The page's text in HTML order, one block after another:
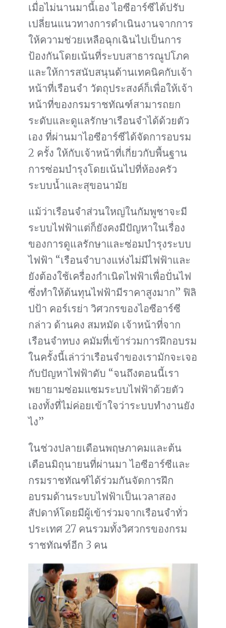
เมื่อไม่นานมานี้เอง ไอซีอาร์ซีได้ปรับ
เปลี่ยนแนวทางการดำเนินงานจากการ
ให้ความช่วยเหลือฉุกเฉินไปเป็นการ
ป้องกันโดยเน้นที่ระบบสาธารณูปโภค
และให้การสนับสนุนด้านเทคนิคกับเจ้า
หน้าที่เรือนจำ วัตถุประสงค์ก็เพื่อให้เจ้า
หน้าที่ของกรมราชทัณฑ์สามารถยก
ระดับและดูแลรักษาเรือนจำได้ด้วยตัว
เอง ที่ผ่านมาไอซีอาร์ซีได้จัดการอบรม
2 ครั้ง ให้กับเจ้าหน้าที่เกี่ยวกับพื้นฐาน
การซ่อมบำรุงโดยเน้นไปที่ห้องครัว
ระบบน้ำและสุขอนามัย
แม้ว่าเรือนจำส่วนใหญ่ในกัมพูชาจะมี
ระบบไฟฟ้าแต่ก็ยังคงมีปัญหาในเรื่อง
ของการดูแลรักษาและซ่อมบำรุงระบบ
ไฟฟ้า “เรือนจำบางแห่งไม่มีไฟฟ้าและ
ยังต้องใช้เครื่องกำเนิดไฟฟ้าเพื่อปั่นไฟ
ซึ่งทำให้ต้นทุนไฟฟ้ามีราคาสูงมาก” ฟิลิ
ปป้า คอร์เรย่า วิศวกรของไอซีอาร์ซี
กล่าว ด้านคง สมหมัด เจ้าหน้าที่จาก
เรือนจำทบง คมัมที่เข้าร่วมการฝึกอบรม
ในครั้งนี้เล่าว่าเรือนจำของเรามักจะเจอ
กับปัญหาไฟฟ้าดับ “จนถึงตอนนี้เรา
พยายามซ่อมแซมระบบไฟฟ้าด้วยตัว
เองทั้งที่ไม่ค่อยเข้าใจว่าระบบทำงานยัง
ไง”
ในช่วงปลายเดือนพฤษภาคมและต้น
เดือนมิถุนายนที่ผ่านมา ไอซีอาร์ซีและ
กรมราชทัณฑ์ได้ร่วมกันจัดการฝึก
อบรมด้านระบบไฟฟ้าเป็นเวลาสอง
สัปดาห์โดยมีผู้เข้าร่วมจากเรือนจำทั่ว
ประเทศ 27 คนรวมทั้งวิศวกรของกรม
ราชทัณฑ์อีก 3 คน